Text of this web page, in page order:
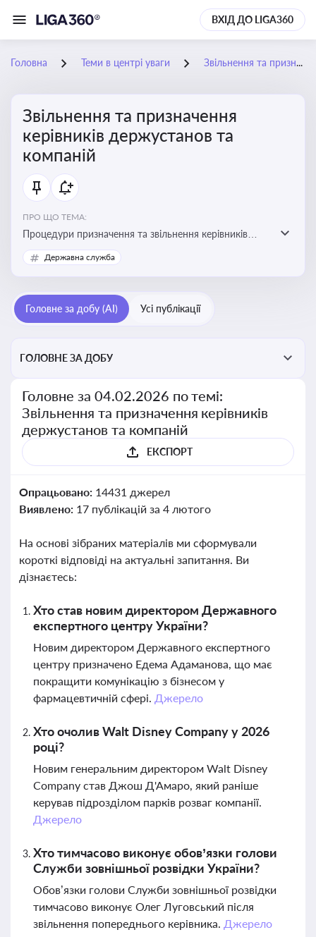
ВХІД ДО LIGA360
Головна Теми в центрі уваги Звільнення та призначення керівників держустанов та компаній
Звільнення та призначення
керівників держустанов та
компаній
ПРО ЩО ТЕМА:
Процедури призначення та звільнення керівників
установ та підприємств
Державна служба
Головне за добу (AI) Усі публікації
ГОЛОВНЕ ЗА ДОБУ
Головне за 04.02.2026 по темі:
Звільнення та призначення керівників
держустанов та компаній
ЕКСПОРТ
Опрацьовано: 14431 джерел
Виявлено: 17 публікацій за 4 лютого
На основі зібраних матеріалів ми сформували
короткі відповіді на актуальні запитання. Ви
дізнаєтесь:
Хто став новим директором Державного
експертного центру України?
Новим директором Державного експертного
центру призначено Едема Адаманова, що має
покращити комунікацію з бізнесом у
фармацевтичній сфері. Джерело
Хто очолив Walt Disney Company у 2026
році?
Новим генеральним директором Walt Disney
Company став Джош Д'Амаро, який раніше
керував підрозділом парків розваг компанії.
Джерело
Хто тимчасово виконує обов’язки голови
Служби зовнішньої розвідки України?
Обов’язки голови Служби зовнішньої розвідки
тимчасово виконує Олег Луговський після
звільнення попереднього керівника. Джерело